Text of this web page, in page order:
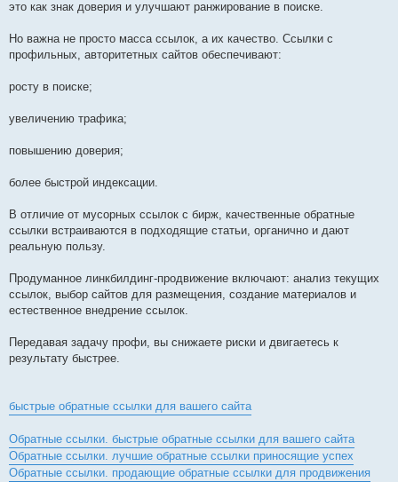
это как знак доверия и улучшают ранжирование в поиске.
Но важна не просто масса ссылок, а их качество. Ссылки с
профильных, авторитетных сайтов обеспечивают:
росту в поиске;
увеличению трафика;
повышению доверия;
более быстрой индексации.
В отличие от мусорных ссылок с бирж, качественные обратные
ссылки встраиваются в подходящие статьи, органично и дают
реальную пользу.
Продуманное линкбилдинг-продвижение включают: анализ текущих
ссылок, выбор сайтов для размещения, создание материалов и
естественное внедрение ссылок.
Передавая задачу профи, вы снижаете риски и двигаетесь к
результату быстрее.
быстрые обратные ссылки для вашего сайта
Обратные ссылки. быстрые обратные ссылки для вашего сайта
Обратные ссылки. лучшие обратные ссылки приносящие успех
Обратные ссылки. продающие обратные ссылки для продвижения